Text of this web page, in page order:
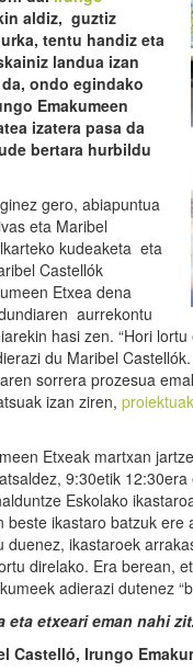
aldiz, guztiz
tentu handiz eta
landua izan
ondo egindako
Emakumeen
izatera pasa da
bertara hurbildu
gero, abiapuntua
eta Maribel
kudeaketa eta
Castellók
Etxea dena
aurrekontu
hasi zen. “Hori
du Maribel
sorrera prozesua
izan ziren, proiektuak
Etxeak martxan
9:30etik
Eskolako
ikastaro batzuk
ikastaroek
direlako. Era berean,
adierazi dutenez
eta etxeari eman nahi
Castelló, Irungo